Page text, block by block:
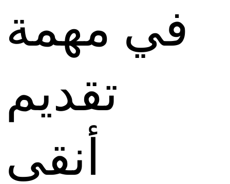
في مهمة
تقديم
أنقى